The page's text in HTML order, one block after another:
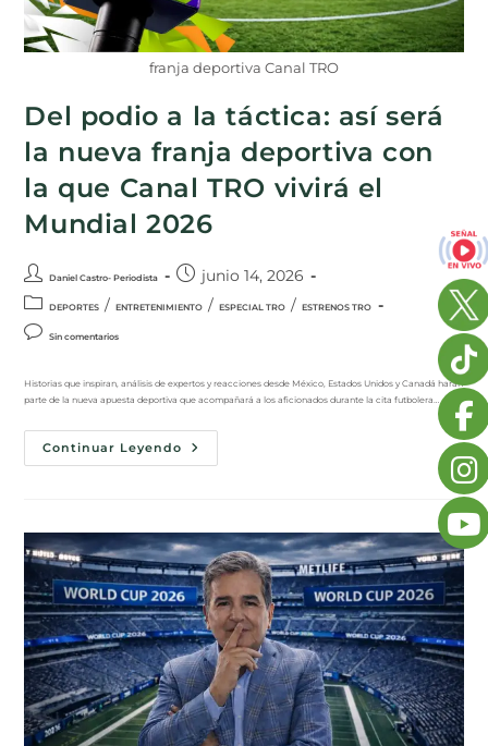
franja deportiva Canal TRO
Del podio a la táctica: así será
la nueva franja deportiva con
la que Canal TRO vivirá el
Mundial 2026
Daniel Castro- Periodista junio 14, 2026
DEPORTES / ENTRETENIMIENTO / ESPECIAL TRO / ESTRENOS TRO
Sin comentarios
Historias que inspiran, análisis de expertos y reacciones desde México, Estados Unidos y Canadá harán
parte de la nueva apuesta deportiva que acompañará a los aficionados durante la cita futbolera…
Continuar Leyendo